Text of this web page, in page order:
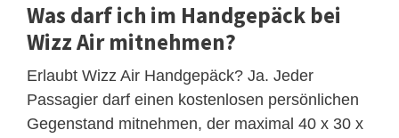
Was darf ich im Handgepäck bei
Wizz Air mitnehmen?
Erlaubt Wizz Air Handgepäck? Ja. Jeder
Passagier darf einen kostenlosen persönlichen
Gegenstand mitnehmen, der maximal 40 x 30 x